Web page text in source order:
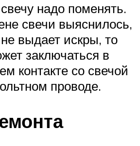
надо поменять.
свечи выяснилось,
выдает искры, то
заключаться в
контакте со свечой
проводе.